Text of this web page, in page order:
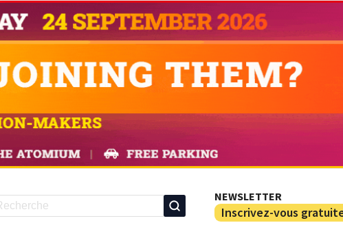
NEWSLETTER
Inscrivez-vous